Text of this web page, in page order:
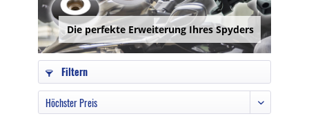
Die perfekte Erweiterung Ihres Spyders
Filtern